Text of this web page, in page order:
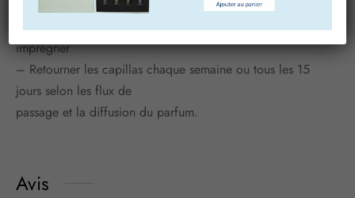
– Positionner la bague en bois sur l’ouverture du flacon
– Insérer les capillas dans l’orifice de la bague et laisser
imprégner
– Retourner les capillas chaque semaine ou tous les 15
jours selon les flux de
passage et la diffusion du parfum.
Avis